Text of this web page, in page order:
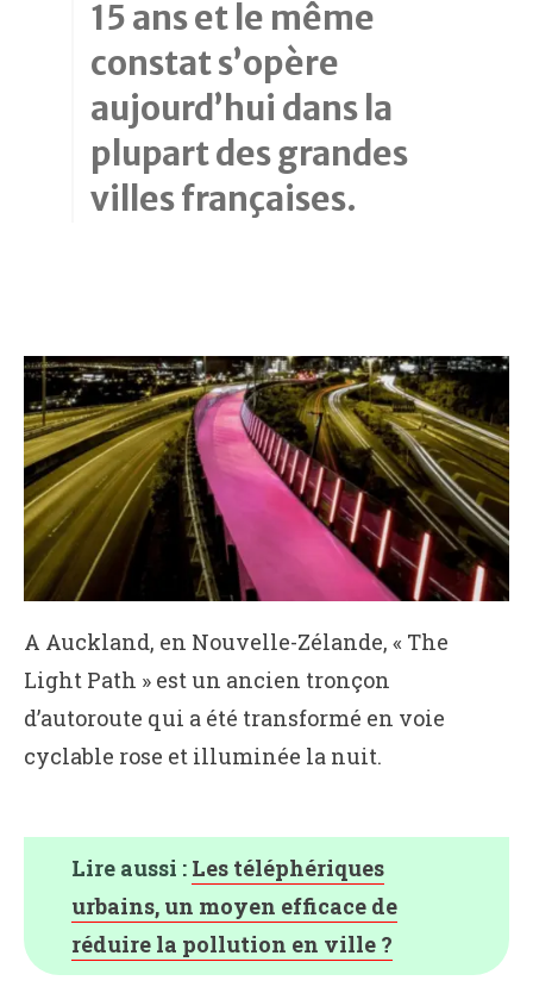
15 ans et le même
constat s’opère
aujourd’hui dans la
plupart des grandes
villes françaises.
A Auckland, en Nouvelle-Zélande, « The
Light Path » est un ancien tronçon
d’autoroute qui a été transformé en voie
cyclable rose et illuminée la nuit.
Lire aussi : Les téléphériques
urbains, un moyen efficace de
réduire la pollution en ville ?